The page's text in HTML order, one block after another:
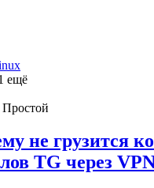
ещё
Простой
не грузится
TG через